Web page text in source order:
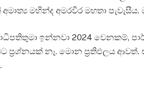
මහින්ද අමරවීර මහතා
ඉන්නවා 2024 වෙනකම්,
ප්‍රශ්නයක් නෑ. මොන ප්‍රතිඵලය